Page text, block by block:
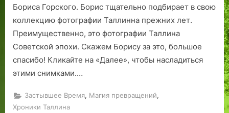
Бориса Горского. Борис тщательно подбирает в свою
коллекцию фотографии Таллинна прежних лет.
Преимущественно, это фотографии Таллина
Советской эпохи. Скажем Борису за это, большое
спасибо! Кликайте на «Далее», чтобы насладиться
этими снимками.…
Застывшее Время, Магия превращений,
Хроники Таллина